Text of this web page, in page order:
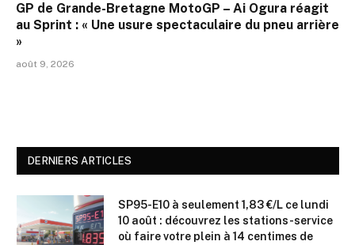
GP de Grande-Bretagne MotoGP – Ai Ogura réagit
au Sprint : « Une usure spectaculaire du pneu arrière
»
août 9, 2026
DERNIERS ARTICLES
SP95-E10 à seulement 1,83 €/L ce lundi
10 août : découvrez les stations-service
où faire votre plein à 14 centimes de